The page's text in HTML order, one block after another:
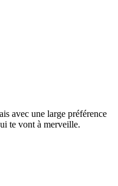
avec une large préférence
te vont à merveille.